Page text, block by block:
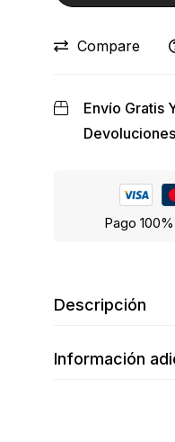
Compare
Envío Gratis
Pago
Descripción
Información